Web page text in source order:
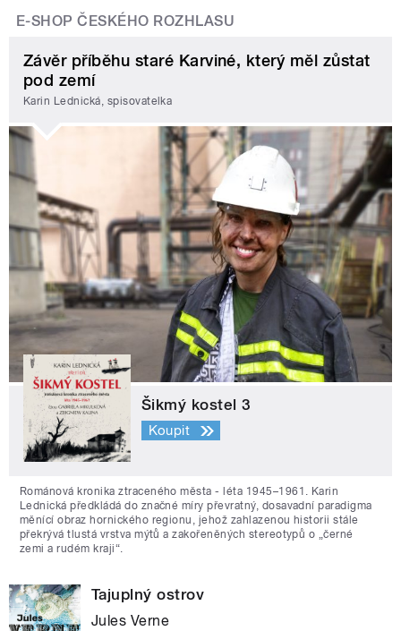
E-SHOP ČESKÉHO ROZHLASU
Závěr příběhu staré Karviné, který měl zůstat
pod zemí
Karin Lednická, spisovatelka
Šikmý kostel 3
Koupit
Románová kronika ztraceného města - léta 1945–1961. Karin
Lednická předkládá do značné míry převratný, dosavadní paradigma
měnící obraz hornického regionu, jehož zahlazenou historii stále
překrývá tlustá vrstva mýtů a zakořeněných stereotypů o „černé
zemi a rudém kraji“.
Tajuplný ostrov
Jules Verne